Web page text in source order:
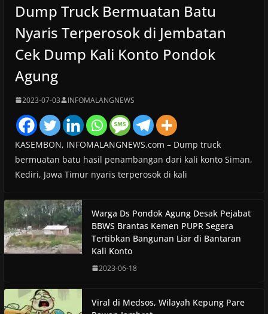
Dump Truck Bermuatan Batu
Nyaris Terperosok di Jembatan
Cek Dump Kali Konto Pondok
Agung
2023-07-03 INFOMALANGNEWS
KASEMBON, INFOMALANGNEWS.com – Dump truck
bermuatan batu hasil penambangan dari kali konto Siman,
Kediri, Jawa Timur nyaris terperosok di kali
Warga Ds Pondok Agung Desak Pejabat
BBWS Brantas Kemen PUPR Segera
Tertibkan Bangunan Liar di Bantaran
Kali Konto
2023-06-18
Viral di Medsos, Wilayah Kepung Pare